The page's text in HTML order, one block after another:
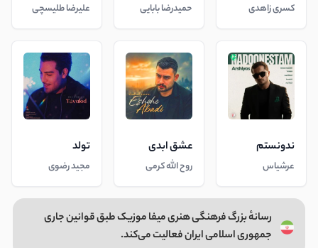
کسری زاهدی حمیدرضا بابایی علیرضا طلیسچی
ندونستم
عرشیاس
عشق ابدی
روح الله کرمی
تولد
مجید رضوی
رسانهٔ بزرگ فرهنگی هنری میفا موزیک طبق قوانین جاری
جمهوری اسلامی ایران فعالیت می‌کند.